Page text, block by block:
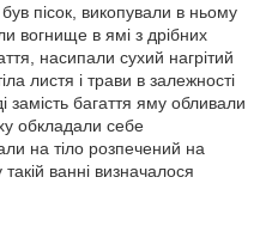
пісок, викопували в ньому
вогнище в ямі з дрібних
насипали сухий нагрітий
листя і трави в залежності
замість багаття яму обливали
обкладали себе
на тіло розпечений на
ванні визначалося